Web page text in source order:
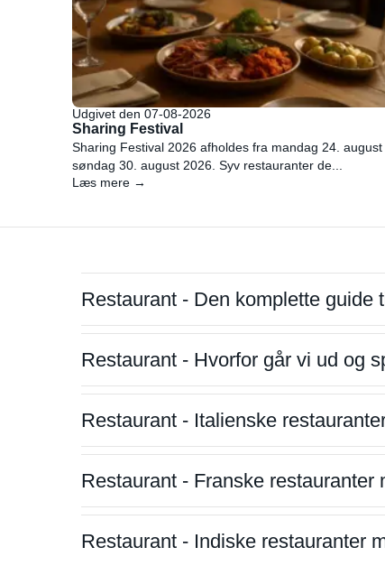
Udgivet den 07-08-2026
Sharing Festival
Sharing Festival 2026 afholdes fra mandag 24. august
søndag 30. august 2026. Syv restauranter de...
Læs mere →
Restaurant - Den komplette guide
Restaurant - Hvorfor går vi ud og
Restaurant - Italienske
Restaurant - Franske restauranter
Restaurant - Indiske restauranter